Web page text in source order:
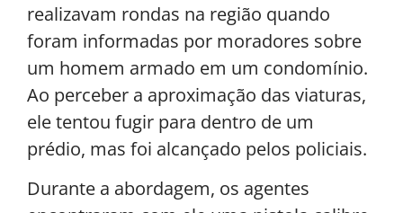
realizavam rondas na região quando
foram informadas por moradores sobre
um homem armado em um condomínio.
Ao perceber a aproximação das viaturas,
ele tentou fugir para dentro de um
prédio, mas foi alcançado pelos policiais.
Durante a abordagem, os agentes